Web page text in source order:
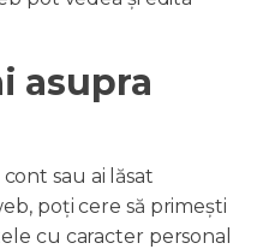
asupra
sau ai lăsat
poți cere să primești
cu caracter personal